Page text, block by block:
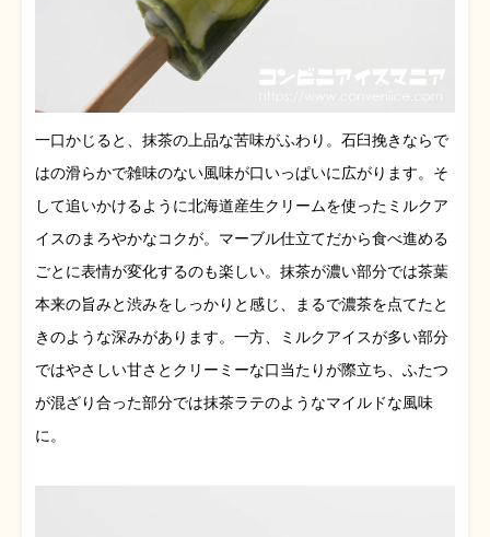
一口かじると、抹茶の上品な苦味がふわり。石臼挽きならで
はの滑らかで雑味のない風味が口いっぱいに広がります。そ
して追いかけるように北海道産生クリームを使ったミルクア
イスのまろやかなコクが。マーブル仕立てだから食べ進める
ごとに表情が変化するのも楽しい。抹茶が濃い部分では茶葉
本来の旨みと渋みをしっかりと感じ、まるで濃茶を点てたと
きのような深みがあります。一方、ミルクアイスが多い部分
ではやさしい甘さとクリーミーな口当たりが際立ち、ふたつ
が混ざり合った部分では抹茶ラテのようなマイルドな風味
に。